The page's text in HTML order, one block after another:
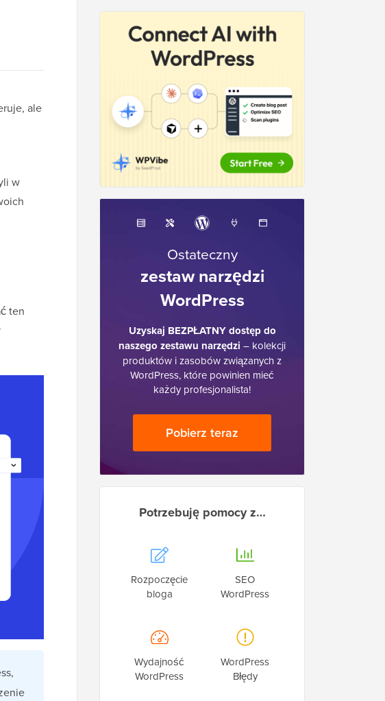
ale
w
ten
Ostateczny
zestaw narzędzi
WordPress
Uzyskaj BEZPŁATNY dostęp do
naszego zestawu narzędzi – kolekcji
produktów i zasobów związanych z
WordPress, które powinien mieć
każdy profesjonalista!
Pobierz teraz
Potrzebuję pomocy z…
Rozpoczęcie
bloga
SEO
WordPress
Wydajność
WordPress
WordPress
Błędy